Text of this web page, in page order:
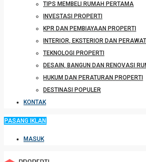
TIPS MEMBELI RUMAH PERTAMA
INVESTASI PROPERTI
KPR DAN PEMBIAYAAN PROPERTI
INTERIOR, EKSTERIOR DAN
TEKNOLOGI PROPERTI
DESAIN, BANGUN DAN RENOVASI
HUKUM DAN PERATURAN PROPERTI
DESTINASI POPULER
KONTAK
PASANG IKLAN
MASUK